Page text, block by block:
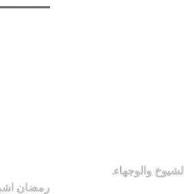
رمضان
والوجهاء.